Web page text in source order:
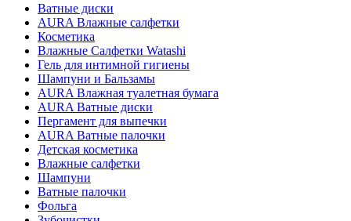
Ватные диски
AURA Влажные салфетки
Косметика
Влажные Салфетки Watashi
Гель для интимной гигиены
Шампуни и Бальзамы
AURA Влажная туалетная бумага
AURA Ватные диски
Пергамент для выпечки
AURA Ватные палочки
Детская косметика
Влажные салфетки
Шампуни
Ватные палочки
Фольга